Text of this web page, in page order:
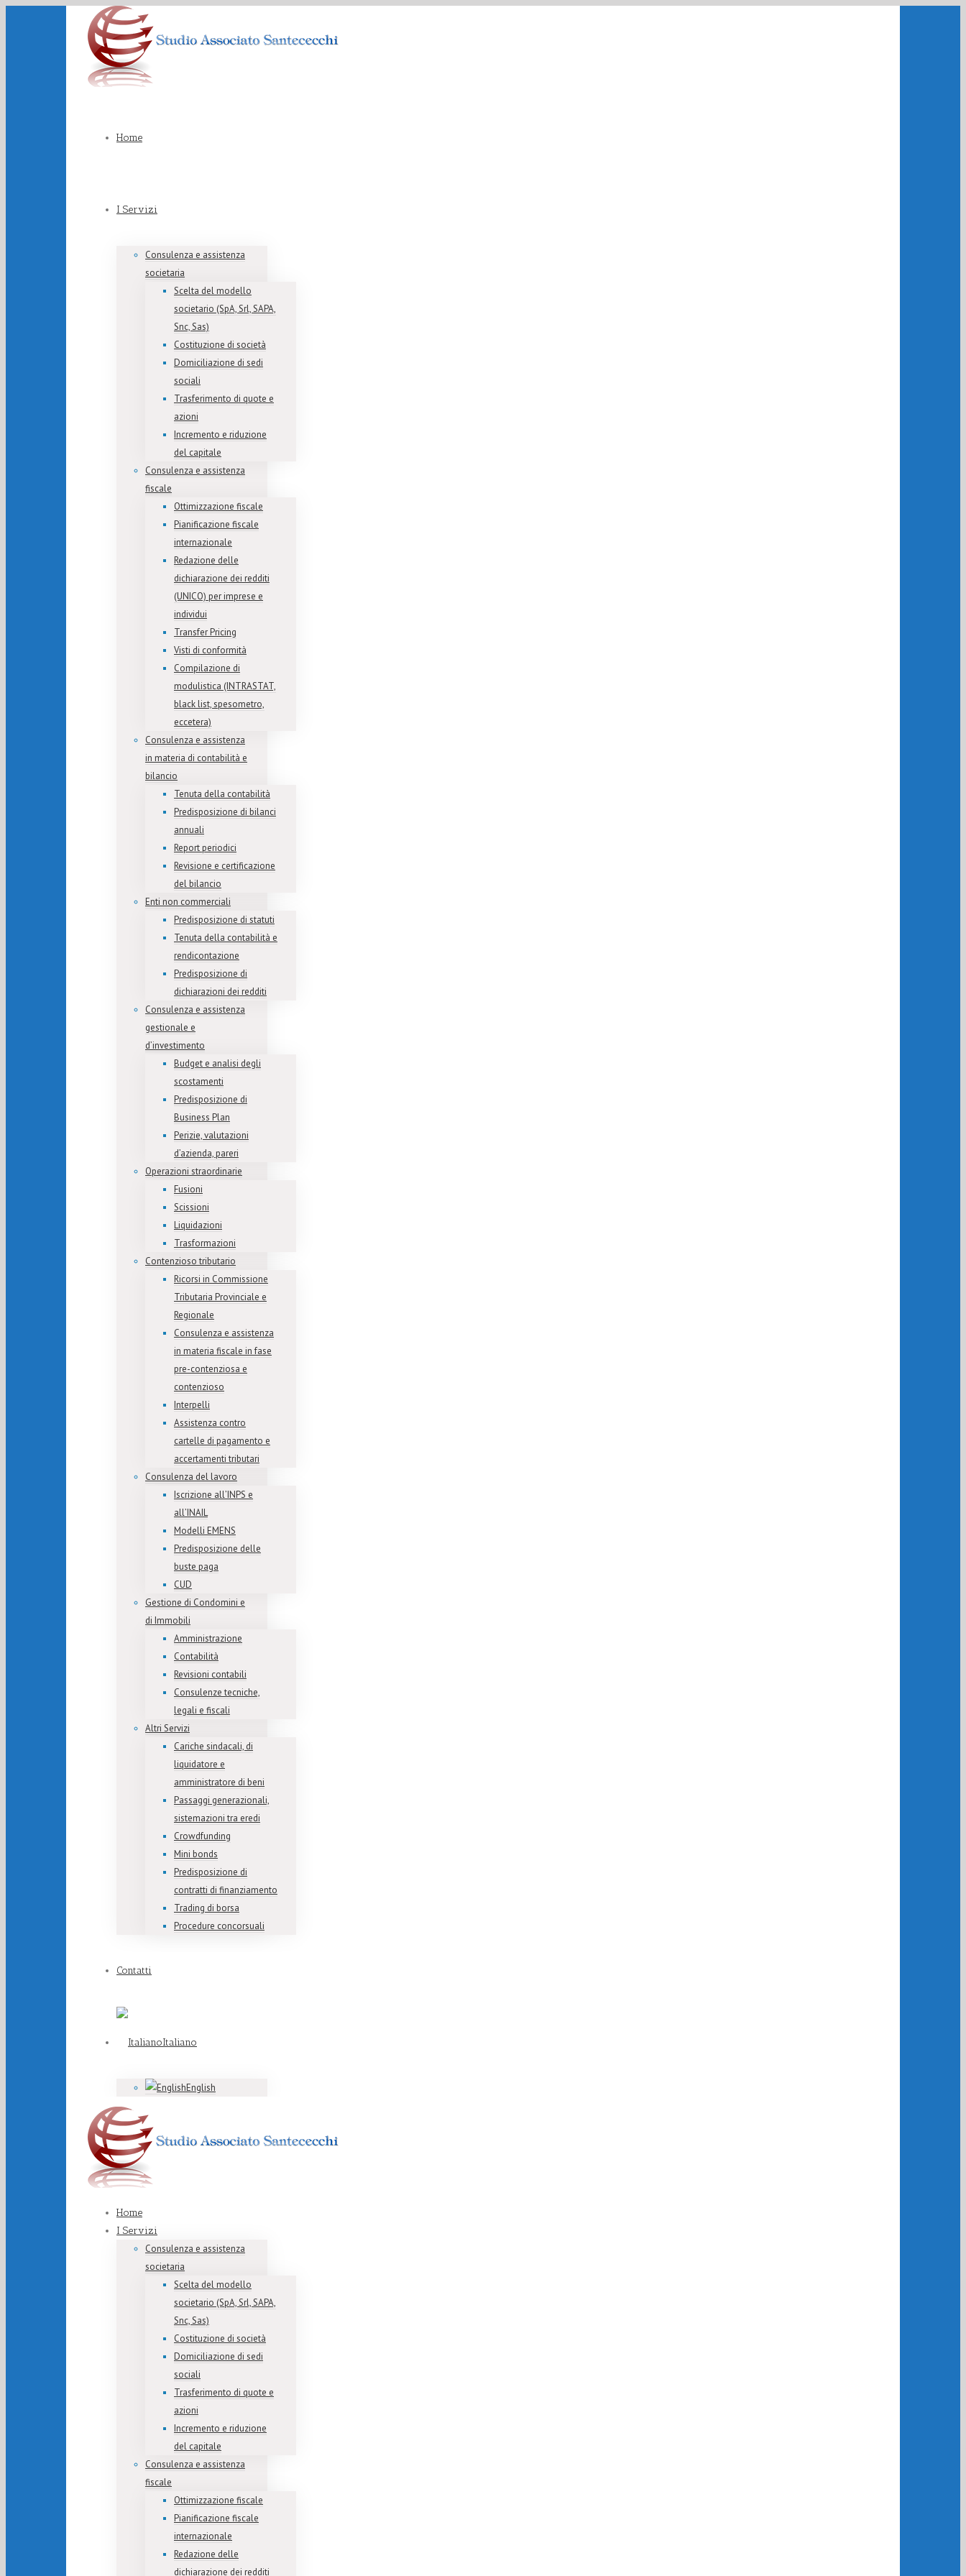
Home
I Servizi
Consulenza e assistenza
societaria
Scelta del modello
societario (SpA, Srl, SAPA,
Snc, Sas)
Costituzione di società
Domiciliazione di sedi
sociali
Trasferimento di quote e
azioni
Incremento e riduzione
del capitale
Consulenza e assistenza
fiscale
Ottimizzazione fiscale
Pianificazione fiscale
internazionale
Redazione delle
dichiarazione dei redditi
(UNICO) per imprese e
individui
Transfer Pricing
Visti di conformità
Compilazione di
modulistica (INTRASTAT,
black list, spesometro,
eccetera)
Consulenza e assistenza
in materia di contabilità e
bilancio
Tenuta della contabilità
Predisposizione di bilanci
annuali
Report periodici
Revisione e certificazione
del bilancio
Enti non commerciali
Predisposizione di statuti
Tenuta della contabilità e
rendicontazione
Predisposizione di
dichiarazioni dei redditi
Consulenza e assistenza
gestionale e
d’investimento
Budget e analisi degli
scostamenti
Predisposizione di
Business Plan
Perizie, valutazioni
d’azienda, pareri
Operazioni straordinarie
Fusioni
Scissioni
Liquidazioni
Trasformazioni
Contenzioso tributario
Ricorsi in Commissione
Tributaria Provinciale e
Regionale
Consulenza e assistenza
in materia fiscale in fase
pre-contenziosa e
contenzioso
Interpelli
Assistenza contro
cartelle di pagamento e
accertamenti tributari
Consulenza del lavoro
Iscrizione all’INPS e
all’INAIL
Modelli EMENS
Predisposizione delle
buste paga
CUD
Gestione di Condomini e
di Immobili
Amministrazione
Contabilità
Revisioni contabili
Consulenze tecniche,
legali e fiscali
Altri Servizi
Cariche sindacali, di
liquidatore e
amministratore di beni
Passaggi generazionali,
sistemazioni tra eredi
Crowdfunding
Mini bonds
Predisposizione di
contratti di finanziamento
Trading di borsa
Procedure concorsuali
Contatti
Italiano
English
Home
I Servizi
Consulenza e assistenza
societaria
Scelta del modello
societario (SpA, Srl, SAPA,
Snc, Sas)
Costituzione di società
Domiciliazione di sedi
sociali
Trasferimento di quote e
azioni
Incremento e riduzione
del capitale
Consulenza e assistenza
fiscale
Ottimizzazione fiscale
Pianificazione fiscale
internazionale
Redazione delle
dichiarazione dei redditi